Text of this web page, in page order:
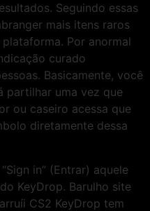
Seguindo essas
mais itens raros
Por anormal
curado
Basicamente, você
partilhar uma vez que
ou caseiro acessa que
diretamente dessa
in” (Entrar) aquele
KeyDrop. Barulho site
CS2 KeyDrop tem